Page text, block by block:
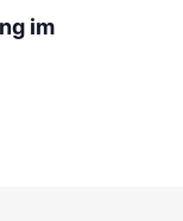
im